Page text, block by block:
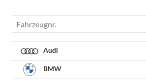
Fahrzeugnr.
Audi
BMW